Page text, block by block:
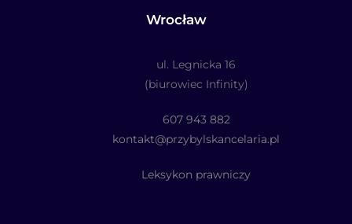
Wrocław
ul. Legnicka 16
(biurowiec Infinity)
607 943 882
kontakt@przybylskancelaria.pl
Leksykon prawniczy